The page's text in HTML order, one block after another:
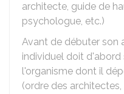
architecte, guide de
psychologue, etc.)
Avant de débuter son
individuel doit d'abord
l'organisme dont il
(ordre des